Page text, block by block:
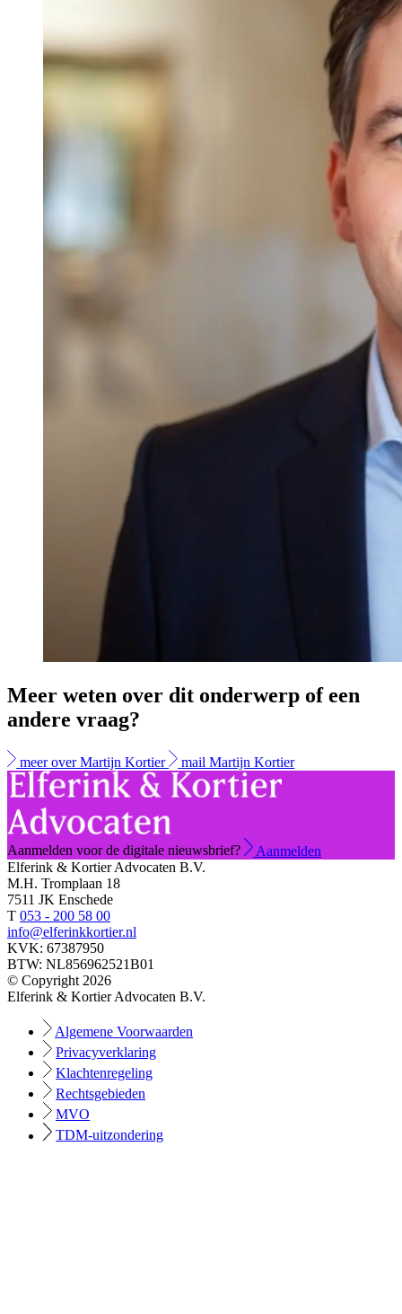
Meer weten over dit onderwerp of een
andere vraag?
meer over Martijn Kortier mail Martijn Kortier
Aanmelden voor de digitale nieuwsbrief?
Aanmelden
Elferink & Kortier Advocaten B.V.
M.H. Tromplaan 18
7511 JK Enschede
T 053 - 200 58 00
info@elferinkkortier.nl
KVK: 67387950
BTW: NL856962521B01
© Copyright 2026
Elferink & Kortier Advocaten B.V.
Algemene Voorwaarden
Privacyverklaring
Klachtenregeling
Rechtsgebieden
MVO
TDM-uitzondering